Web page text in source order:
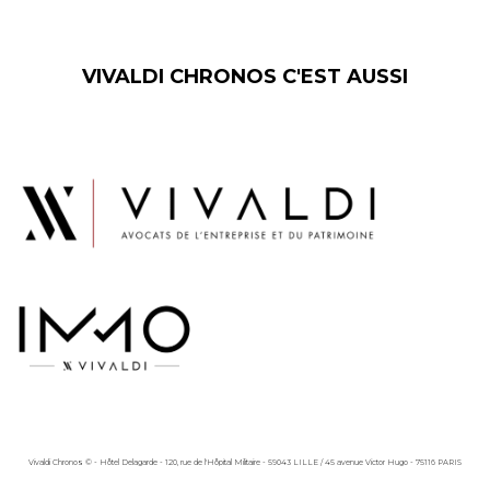
VIVALDI CHRONOS C'EST AUSSI
Vivaldi Chronos © - Hôtel Delagarde - 120, rue de l'Hôpital Militaire - 59043 LILLE / 45 avenue Victor Hugo - 75116 PARIS